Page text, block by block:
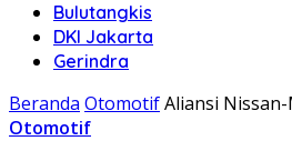
Bulutangkis
DKI Jakarta
Gerindra
Beranda OtomotifAliansi
Otomotif